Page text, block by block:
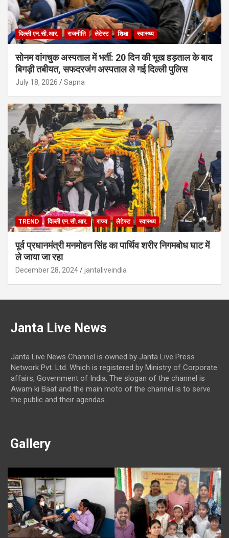
दिल्ली एन.सी.आर. राजनीति लेटेस्ट शिक्षा स्वास्थ्य
सोनम वांगचुक अस्पताल में भर्ती: 20 दिन की भूख हड़ताल के बाद
बिगड़ी तबीयत, सफदरजंग अस्पताल ले गई दिल्ली पुलिस
July 18, 2026 Sapna
TREND दिल्ली एन.सी.आर. राज्य लेटेस्ट स्वास्थ्य
पूर्व प्रधानमंत्री मनमोहन सिंह का पार्थिव शरीर निगमबोध घाट में
ले जाया जा रहा
December 28, 2024 jantaliveindia
Janta Live News
Janta Live News Channel is owned by Janta Live Press
Network Pvt. Ltd. Which is registered by Ministry of Corporate
affairs, Government of India, The slogan of the channel is
Awam ki Baat and the main moto of the channel is to serve
the public and their agendas.
Gallery